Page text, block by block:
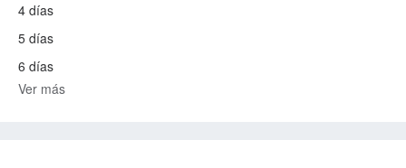
4 días
5 días
6 días
Ver más